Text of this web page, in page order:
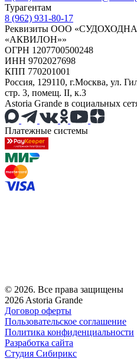
Турагентам
8 (962) 931-80-17
Реквизиты ООО
«АКВИЛОН»»
ОГРН 1207700500248
ИНН 9702027698
КПП 770201001
Россия, 129110, г.Москва, ул.
стр. 3, помещ. II, к.3
Astoria Grande в социальных
Платежные системы
© 2026. Все права защищены
2026 Astoria Grande
Договор оферты
Пользовательское соглашение
Политика конфиденциальности
Разработка сайта
Студия Сибирикс